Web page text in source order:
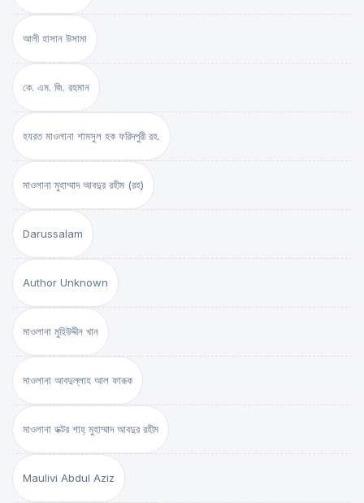
আলী হাসান উসামা
কে. এম. জি. রহমান
হযরত মাওলানা শামসুল হক ফরিদপুরী রহ.
মাওলানা মুহাম্মাদ আবদুর রহীম (রহ)
Darussalam
Author Unknown
মাওলানা মুহিউদ্দীন খান
মাওলানা আবদুল্লাহ আল ফারূক
মাওলানা ডক্টর শাহ্‌ মুহাম্মাদ আবদুর রহীম
Maulivi Abdul Aziz